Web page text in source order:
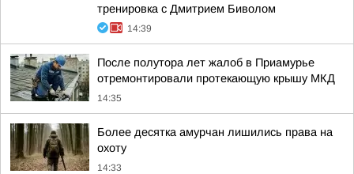
тренировка с Дмитрием Биволом
14:39
После полутора лет жалоб в Приамурье
отремонтировали протекающую крышу МКД
14:35
Более десятка амурчан лишились права на
охоту
14:33